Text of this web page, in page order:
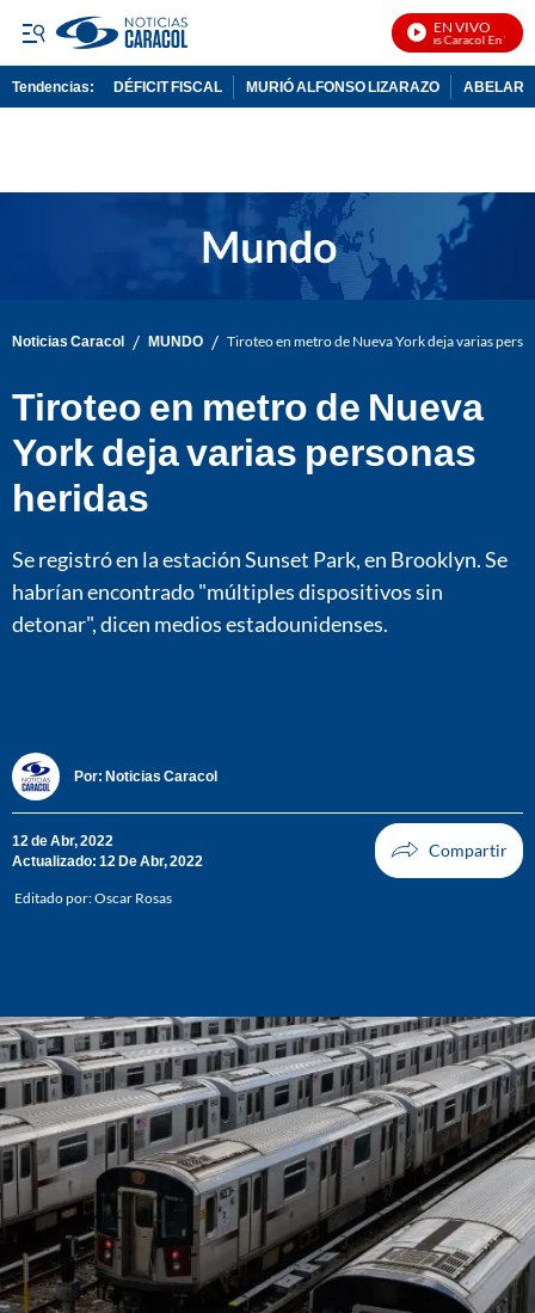
EN VIVO
Noticias Caracol En Vivo
Tendencias: DÉFICIT FISCAL MURIÓ ALFONSO LIZARAZO
Noticias Caracol / MUNDO / Tiroteo en metro de Nueva York deja varias
Tiroteo en metro de Nueva
York deja varias personas
heridas
Se registró en la estación Sunset Park, en Brooklyn. Se
habrían encontrado "múltiples dispositivos sin
detonar", dicen medios estadounidenses.
Por: Noticias Caracol
12 de Abr, 2022
Actualizado: 12 De Abr, 2022
Editado por:Oscar Rosas